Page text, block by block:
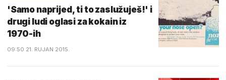
'Samo naprijed, ti to zaslužuješ!' i
drugi ludi oglasi za kokain iz
1970-ih
09:50 21. RUJAN 2015.